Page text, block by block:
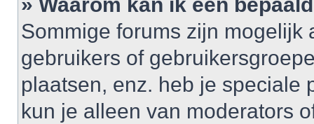
Sommige forums zijn
gebruikers of
plaatsen, enz. heb je speciale
kun je alleen van moderators